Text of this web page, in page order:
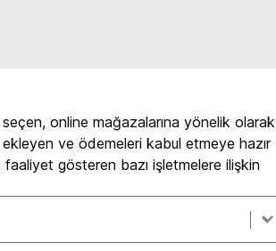
online mağazalarına yönelik olarak
ve ödemeleri kabul etmeye hazır
gösteren bazı işletmelere ilişkin